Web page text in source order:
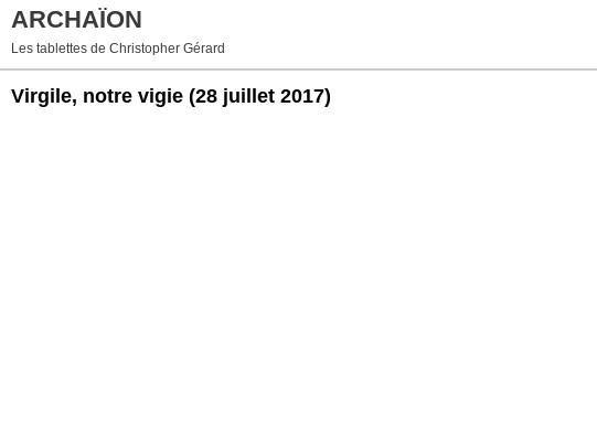
ARCHAÏON
Les tablettes de Christopher Gérard
Virgile, notre vigie (28 juillet 2017)